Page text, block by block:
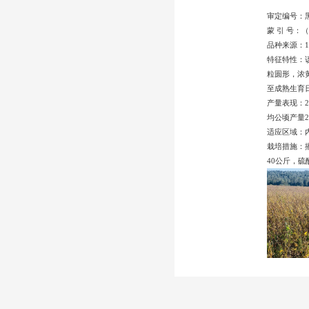
审定编号：
蒙 引 号：
品种来源：
特征特性：
粒圆形，浓
至成熟生育
产量表现：
均公顷产量
适应区域：
栽培措施：
40公斤，硫